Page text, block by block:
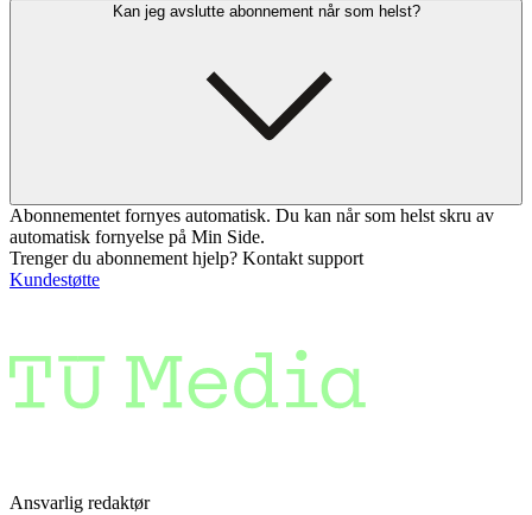
Kan jeg avslutte abonnement når som helst?
Abonnementet fornyes automatisk. Du kan når som helst skru av
automatisk fornyelse på Min Side.
Trenger du abonnement hjelp? Kontakt support
Kundestøtte
Ansvarlig redaktør